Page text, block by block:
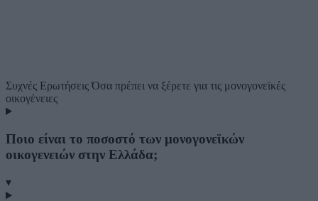
Συχνές ΕρωτήσειςΌσα πρέπει να ξέρετε για τις μονογονεϊκές
οικογένειες
Ποιο είναι το ποσοστό των μονογονεϊκών
οικογενειών στην Ελλάδα;
▾